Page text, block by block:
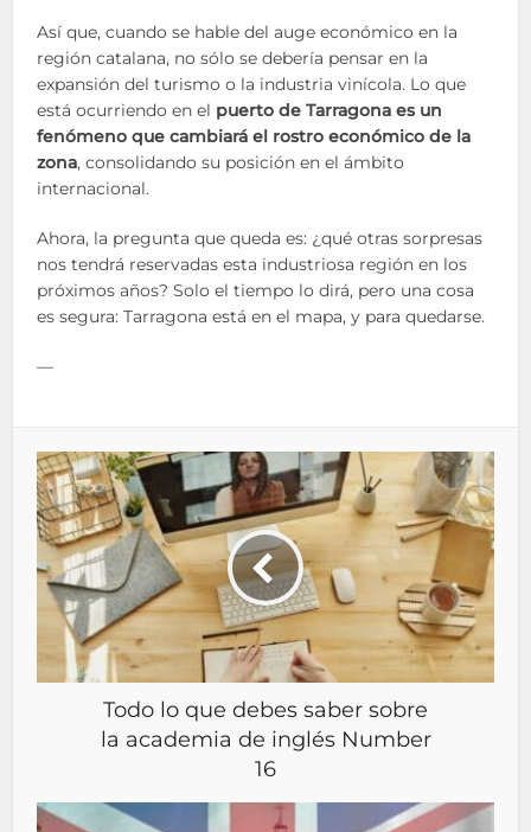
Así que, cuando se hable del auge económico en la
región catalana, no sólo se debería pensar en la
expansión del turismo o la industria vinícola. Lo que
está ocurriendo en el puerto de Tarragona es un
fenómeno que cambiará el rostro económico de la
zona, consolidando su posición en el ámbito
internacional.
Ahora, la pregunta que queda es: ¿qué otras sorpresas
nos tendrá reservadas esta industriosa región en los
próximos años? Solo el tiempo lo dirá, pero una cosa
es segura: Tarragona está en el mapa, y para quedarse.
—
Todo lo que debes saber sobre
la academia de inglés Number
16